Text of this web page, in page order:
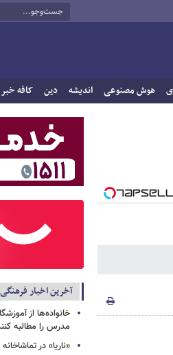
هوش مصنوعی اندیشه دین کافه خبر
آخرین اخبار
خانواده‌ها از
مدرس را مطالبه
«ناریا» در